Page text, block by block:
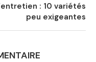
: 10 variétés
peu exigeantes